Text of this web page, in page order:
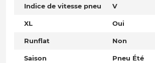
Indice de vitesse pneu V
XL Oui
Runflat Non
Saison Pneu Été